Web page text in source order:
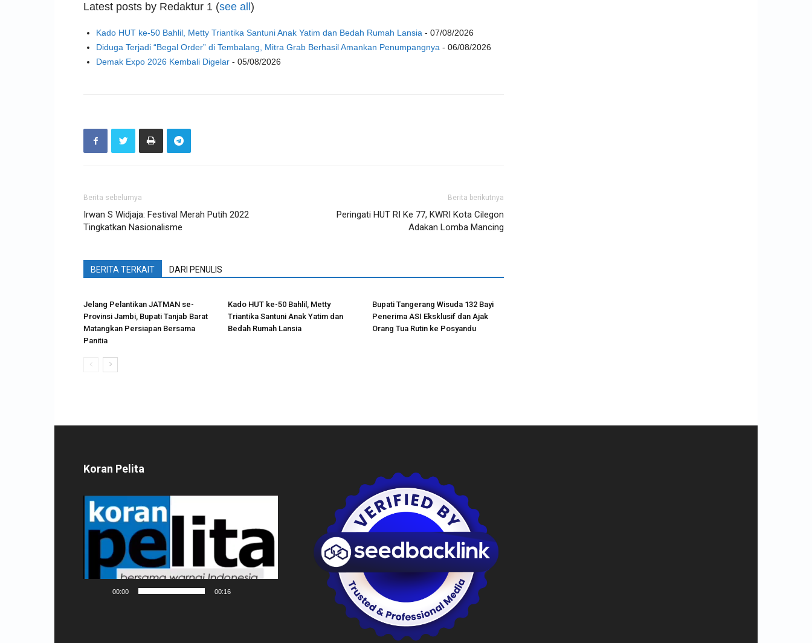
Latest posts by Redaktur 1 (see all )
Kado HUT ke-50 Bahlil, Metty Triantika Santuni Anak Yatim dan Bedah Rumah Lansia - 07/08/2026
Diduga Terjadi “Begal Order” di Tembalang, Mitra Grab Berhasil Amankan Penumpangnya - 06/08/2026
Demak Expo 2026 Kembali Digelar - 05/08/2026
Berita sebelumya
Irwan S Widjaja: Festival Merah Putih 2022
Tingkatkan Nasionalisme
Berita berikutnya
Peringati HUT RI Ke 77, KWRI Kota Cilegon
Adakan Lomba Mancing
BERITA TERKAIT DARI PENULIS
Jelang Pelantikan JATMAN se-
Provinsi Jambi, Bupati Tanjab Barat
Matangkan Persiapan Bersama
Panitia
Kado HUT ke-50 Bahlil, Metty
Triantika Santuni Anak Yatim dan
Bedah Rumah Lansia
Bupati Tangerang Wisuda 132 Bayi
Penerima ASI Eksklusif dan Ajak
Orang Tua Rutin ke Posyandu
Koran Pelita
Pemutar
Video
00:00 00:16